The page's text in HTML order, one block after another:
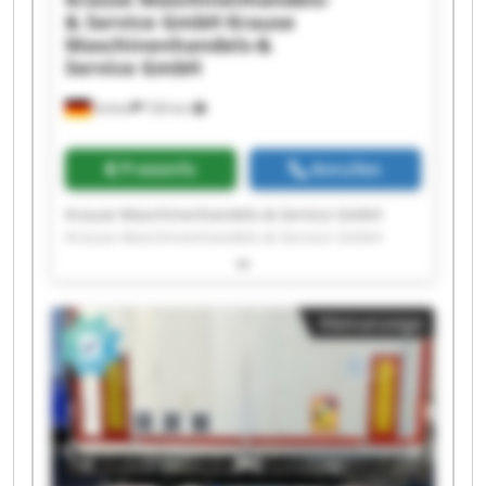
Achim 726 km
& Service GmbHKrause
Maschinenhandels-&
Service GmbH
Preisinfo Anrufen
Krause Maschinenhandels-& Service GmbH
Krause Maschinenhandels-& Service GmbH
Krause Maschinenhandels-& Service GmbH
Krause Maschinenhandels-& Service GmbH
Krause Maschinenhandels-& Service GmbH
Krause Maschinenhandels-& Service GmbH
Krause Maschinenhandels-& Service GmbH
Krause Maschinenhandels-& Service GmbH
Krause Maschinenhandels-& Service GmbH
Krause Maschinenhandels-& Service GmbH
Kleinanzeige